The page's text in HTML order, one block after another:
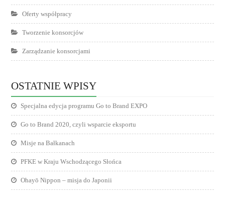
Oferty współpracy
Tworzenie konsorcjów
Zarządzanie konsorcjami
OSTATNIE WPISY
Specjalna edycja programu Go to Brand EXPO
Go to Brand 2020, czyli wsparcie eksportu
Misje na Bałkanach
PFKE w Kraju Wschodzącego Słońca
Ohayō Nippon – misja do Japonii